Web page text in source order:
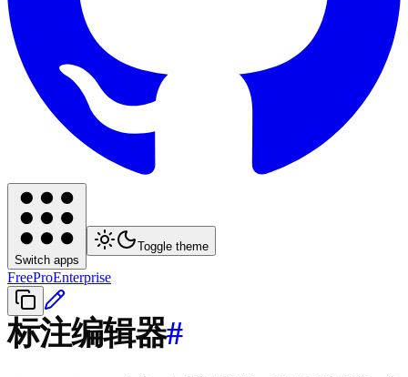
Switch apps
Toggle theme
FreeProEnterprise
标注编辑器#